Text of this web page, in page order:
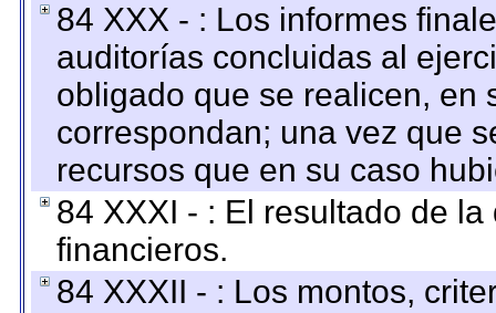
84 XXX - : Los informes
auditorías concluidas al
obligado que se realicen, en
correspondan; una vez que
recursos que en su caso
84 XXXI - : El resultado de
financieros.
84 XXXII - : Los montos,